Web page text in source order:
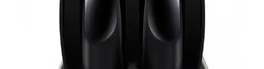
uygun seçimi yapmanızı sağlar.
Huawei Freebuds Se 2 ve Xiaomi Redmi Buds 6
Play Karşılaştırması: Hangi Kulaklık Sizin İçin